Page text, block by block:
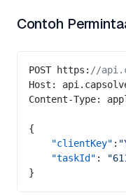
Contoh
POST https: //
Host:
Content-Type:
{
    "clientKey"
:
    "taskId"
:
}